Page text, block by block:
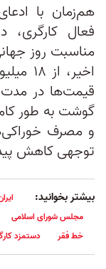
هم‌زمان با
فعال کارگری،
مناسبت روز
گوشت به طور
و مصرف
توجهی کاهش
بیشتر بخوانید:
مجلس شورای اسلامی
خط فقر
دستمزد